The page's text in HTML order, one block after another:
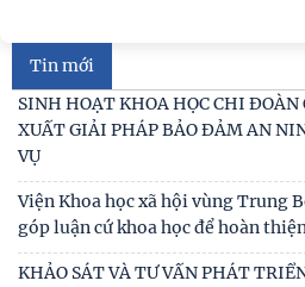
Tin mới
Viện Khoa học xã hội vùng Trung
việc với Sở Khoa học và Công nghệ
SINH HOẠT KHOA HỌC CHI
XUẤT GIẢI PHÁP BẢO ĐẢM AN
VỤ
Viện Khoa học xã hội vùng Trung
góp luận cứ khoa học để hoàn
KHẢO SÁT VÀ TƯ VẤN PHÁT